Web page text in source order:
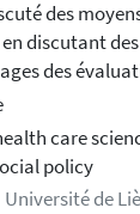
des
discutant
des
care
policy
Université de